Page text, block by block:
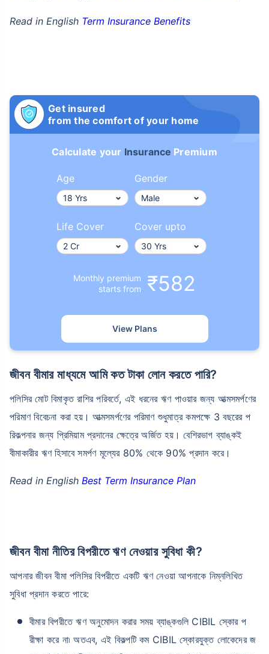
Read in English Term Insurance Benefits
Get insured
from the comfort of your home
Calculate your Insurance Premium
Age Gender
Life Cover Cover upto
Monthly premium
starts from
₹582
View Plans
জীবন বীমার মাধ্যমে আমি কত টাকা লোন করতে পারি?
পলিসির মোট বিমাকৃত রাশির পরিবর্তে, এই ধরনের ঋণ পাওয়ার জন্য আত্মসমর্পণের
পরিমাণ বিবেচনা করা হয়। আত্মসমর্পণের পরিমাণ শুধুমাত্র কমপক্ষে 3 বছরের প
রিকল্পনার জন্য প্রিমিয়াম প্রদানের ক্ষেত্রে অর্জিত হয়। বেশিরভাগ ব্যাঙ্কই
বীমাকারীর ঋণ হিসাবে সমর্পণ মূল্যের 80% থেকে 90% প্রদান করে।
Read in English Best Term Insurance Plan
জীবন বীমা নীতির বিপরীতে ঋণ নেওয়ার সুবিধা কী?
আপনার জীবন বীমা পলিসির বিপরীতে একটি ঋণ নেওয়া আপনাকে নিম্নলিখিত
সুবিধা প্রদান করতে পারে:
বীমার বিপরীতে ঋণ অনুমোদন করার সময় ব্যাঙ্কগুলি CIBIL স্কোর প
রীক্ষা করে না৷ অতএব, এই বিকল্পটি কম CIBIL স্কোরযুক্ত লোকেদের জ